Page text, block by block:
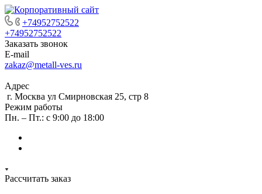
+74952752522
+74952752522
Заказать звонок
E-mail
zakaz@metall-ves.ru
Адрес
г. Москва ул Смирновская 25, стр 8
Режим работы
Пн. – Пт.: с 9:00 до 18:00
Рассчитать заказ